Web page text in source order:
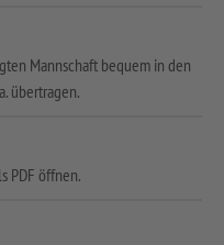
Mannschaft bequem in den
übertragen.
PDF öffnen.